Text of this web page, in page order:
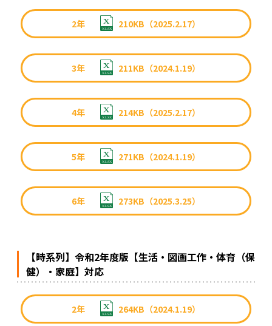
2年 210KB（2025.2.17）
3年 211KB（2024.1.19）
4年 214KB（2025.2.17）
5年 271KB（2024.1.19）
6年 273KB（2025.3.25）
【時系列】令和2年度版【生活・図画工作・体育（保
健）・家庭】対応
2年 264KB（2024.1.19）